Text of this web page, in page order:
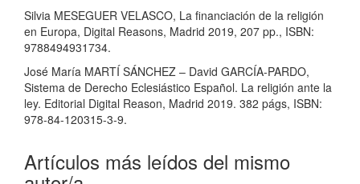
Silvia MESEGUER VELASCO, La financiación de la religión
en Europa, Digital Reasons, Madrid 2019, 207 pp., ISBN:
9788494931734.
José María MARTÍ SÁNCHEZ – David GARCÍA-PARDO,
Sistema de Derecho Eclesiástico Español. La religión ante la
ley. Editorial Digital Reason, Madrid 2019. 382 págs, ISBN:
978-84-120315-3-9.
Artículos más leídos del mismo